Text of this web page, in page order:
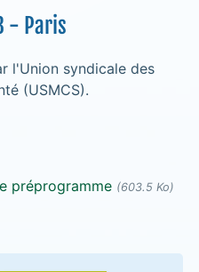
- Paris
l'Union syndicale des
(USMCS).
préprogramme (603.5 Ko)